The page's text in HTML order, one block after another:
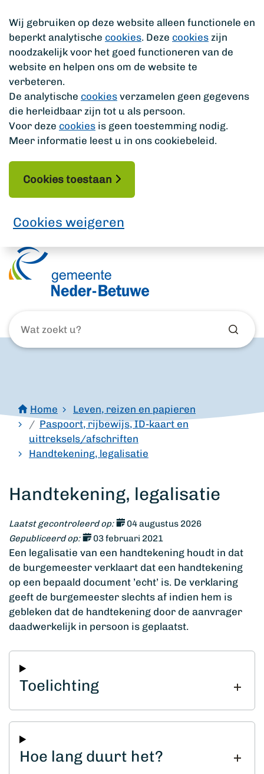
Wij gebruiken op deze website alleen functionele en
beperkt analytische cookies. Deze cookies zijn
noodzakelijk voor het goed functioneren van de
website en helpen ons om de website te
verbeteren.
De analytische cookies verzamelen geen gegevens
die herleidbaar zijn tot u als persoon.
Voor deze cookies is geen toestemming nodig.
Meer informatie leest u in ons cookiebeleid.
Cookies toestaan
Cookies weigeren
zoekt
u?
Home
Leven, reizen en papieren
Paspoort, rijbewijs, ID-kaart en
uittreksels/afschriften
Handtekening, legalisatie
Handtekening, legalisatie
Laatst gecontroleerd op:
04 augustus 2026
Gepubliceerd op:
03 februari 2021
Een legalisatie van een handtekening houdt in dat
de burgemeester verklaart dat een handtekening
op een bepaald document ’echt’ is. De verklaring
geeft de burgemeester slechts af indien hem is
gebleken dat de handtekening door de aanvrager
daadwerkelijk in persoon is geplaatst.
Toelichting
Hoe lang duurt het?